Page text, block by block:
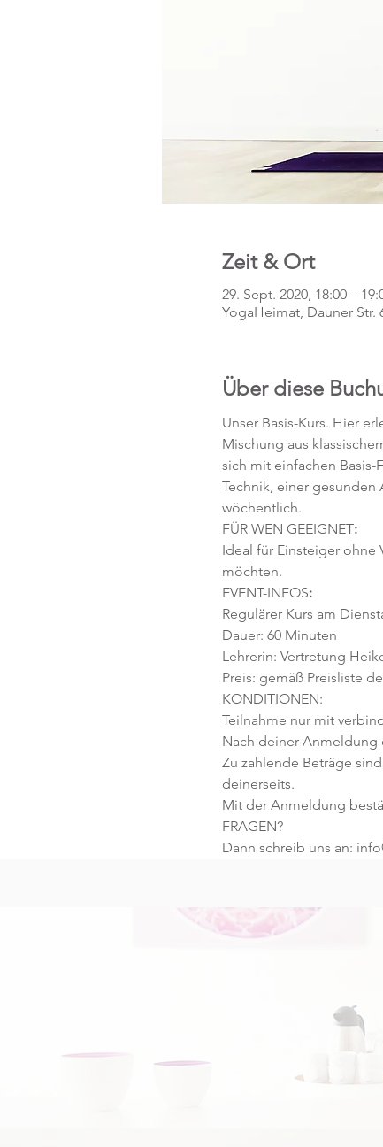
Zeit & Ort
29. Sept. 2020, 18:00 –
YogaHeimat, Dauner
Über diese
Unser Basis-Kurs. Hier
Mischung aus
sich mit einfachen
Technik, einer gesunden
wöchentlich.
FÜR WEN GEEIGNET:
Ideal für Einsteiger ohne
möchten.
EVENT-INFOS:
Regulärer Kurs am
Dauer: 60 Minuten
Lehrerin: Vertretung
Preis: gemäß Preisliste
KONDITIONEN:
Teilnahme nur mit
Nach deiner Anmeldung
Zu zahlende Beträge
deinerseits.
Mit der Anmeldung
FRAGEN?
Dann schreib uns an: